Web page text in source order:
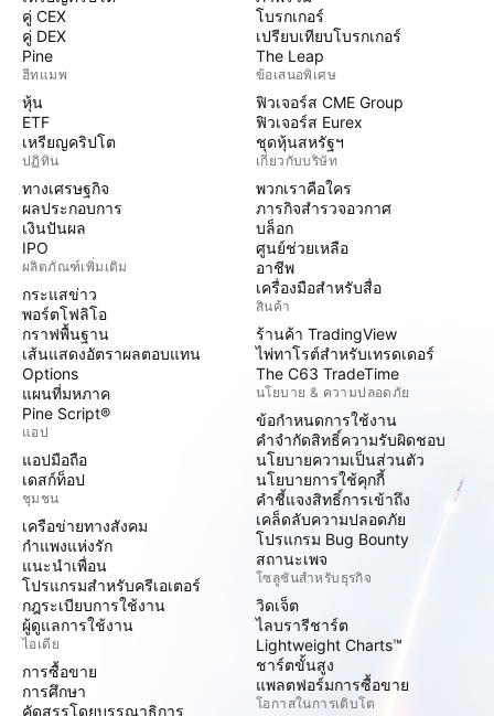
คู่ CEX
คู่ DEX
Pine
ฮีทแมพ
หุ้น
ETF
เหรียญคริปโต
ปฏิทิน
ทางเศรษฐกิจ
ผลประกอบการ
เงินปันผล
IPO
ผลิตภัณฑ์เพิ่มเติม
กระแสข่าว
พอร์ตโฟลิโอ
กราฟพื้นฐาน
เส้นแสดงอัตราผลตอบแทน
Options
แผนที่มหภาค
Pine Script®
แอป
แอปมือถือ
เดสก์ท็อป
ชุมชน
เครือข่ายทางสังคม
กำแพงแห่งรัก
แนะนำเพื่อน
โปรแกรมสำหรับครีเอเตอร์
กฎระเบียบการใช้งาน
ผู้ดูแลการใช้งาน
ไอเดีย
การซื้อขาย
การศึกษา
คัดสรรโดยบรรณาธิการ
โบรกเกอร์
เปรียบเทียบโบรกเกอร์
The Leap
ข้อเสนอพิเศษ
ฟิวเจอร์ส CME Group
ฟิวเจอร์ส Eurex
ชุดหุ้นสหรัฐฯ
เกี่ยวกับบริษัท
พวกเราคือใคร
ภารกิจสำรวจอวกาศ
บล็อก
ศูนย์ช่วยเหลือ
อาชีพ
เครื่องมือสำหรับสื่อ
สินค้า
ร้านค้า TradingView
ไพ่ทาโรต์สำหรับเทรดเดอร์
The C63 TradeTime
นโยบาย & ความปลอดภัย
ข้อกำหนดการใช้งาน
คำจำกัดสิทธิ์ความรับผิดชอบ
นโยบายความเป็นส่วนตัว
นโยบายการใช้คุกกี้
คำชี้แจงสิทธิ์การเข้าถึง
เคล็ดลับความปลอดภัย
โปรแกรม Bug Bounty
สถานะเพจ
โซลูชันสำหรับธุรกิจ
วิดเจ็ต
ไลบรารีชาร์ต
Lightweight Charts™
ชาร์ตขั้นสูง
แพลตฟอร์มการซื้อขาย
โอกาสในการเติบโต